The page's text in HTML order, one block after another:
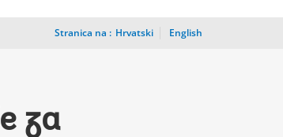
Stranica na : Hrvatski English
za